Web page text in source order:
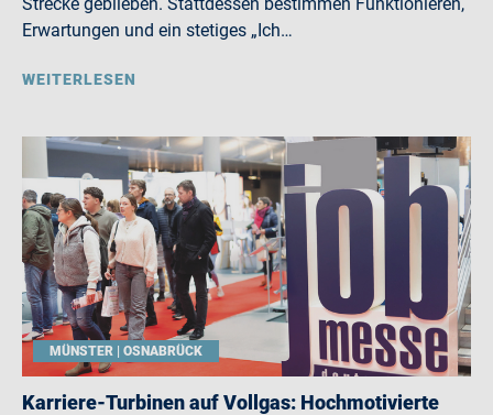
Erwartungen und ein stetiges „Ich…
WEITERLESEN
MÜNSTER | OSNABRÜCK
Karriere-Turbinen auf Vollgas: Hochmotivierte